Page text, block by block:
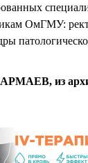
ОмГМУ:
из